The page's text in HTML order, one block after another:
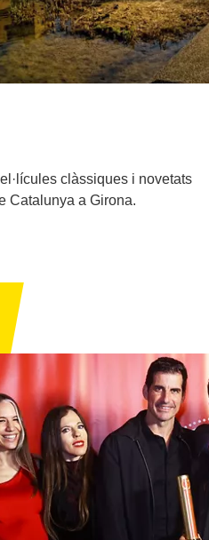
clàssiques i novetats
Catalunya a Girona.